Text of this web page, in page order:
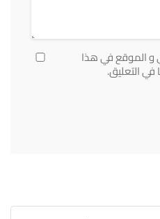
و الموقع في هذا
في التعليق.